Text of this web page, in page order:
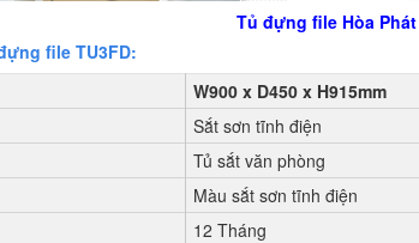
Tủ đựng file Hòa Phát
file TU3FD:
W900 x D450 x H915mm
Sắt sơn tĩnh điện
Tủ sắt văn phòng
Màu sắt sơn tĩnh điện
12 Tháng